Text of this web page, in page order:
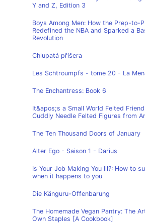
Y and Z, Edition 3
Boys Among Men: How the Prep-to-
Redefined the NBA and Sparked a
Revolution
Chlupatá příšera
Les Schtroumpfs - tome 20 - La
The Enchantress: Book 6
It&apos;s a Small World Felted
Cuddly Needle Felted Figures from
The Ten Thousand Doors of January
Alter Ego - Saison 1 - Darius
Is Your Job Making You Ill?: How to
when it happens to you
Die Känguru-Offenbarung
The Homemade Vegan Pantry: The
Own Staples [A Cookbook]